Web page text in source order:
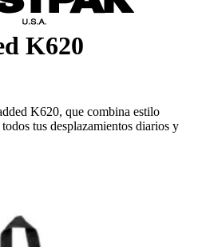
K620
K620, que combina estilo
tus desplazamientos diarios y